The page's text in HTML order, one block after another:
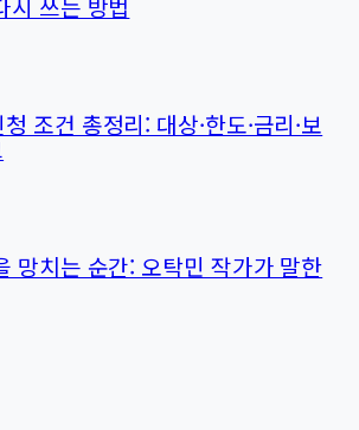
시 쓰는 방법
조건 총정리: 대상·한도·금리·보
망치는 순간: 오탁민 작가가 말한